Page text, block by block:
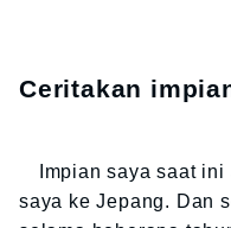
Ceritakan
Impian saya saat ini
saya ke Jepang. Dan